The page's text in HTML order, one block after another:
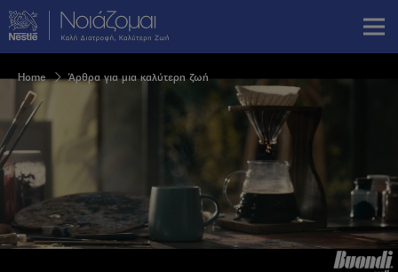
Skip
to
main
content
Breadcrumb
Home Άρθρα για μια καλύτερη ζωή